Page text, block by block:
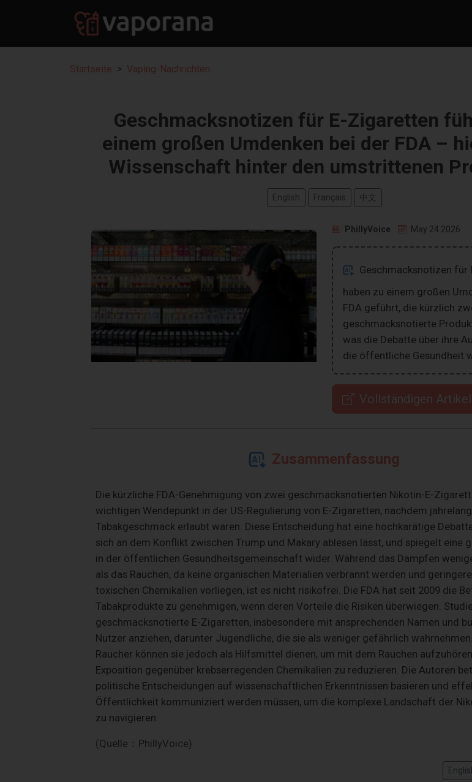
Startseite Vaping-Nachrichten
Geschmacksnotizen für E-Zigaretten
einem großen Umdenken bei der FDA –
Wissenschaft hinter den umstrittenen
English Français 中文
PhillyVoice May 24 2026
Geschmacksnotizen für
haben zu einem großen
FDA geführt, die kürzlich
geschmacksnotierte
was die Debatte über ihre
die öffentliche Gesundheit
Vollständigen
Zusammenfassung
Die kürzliche FDA-Genehmigung von zwei geschmacksnotierten Nikotin-E-
wichtigen Wendepunkt in der US-Regulierung von E-Zigaretten, nachdem
Tabakgeschmack erlaubt waren. Diese Entscheidung hat eine hochkarätige
sich an dem Konflikt zwischen Trump und Makary ablesen lässt, und spiegelt eine
in der öffentlichen Gesundheitsgemeinschaft wider. Während das Dampfen
als das Rauchen, da keine organischen Materialien verbrannt werden und
toxischen Chemikalien vorliegen, ist es nicht risikofrei. Die FDA hat seit 2009 die
Tabakprodukte zu genehmigen, wenn deren Vorteile die Risiken überwiegen.
geschmacksnotierte E-Zigaretten, insbesondere mit ansprechenden Namen und
Nutzer anziehen, darunter Jugendliche, die sie als weniger gefährlich
Raucher können sie jedoch als Hilfsmittel dienen, um mit dem Rauchen
Exposition gegenüber krebserregenden Chemikalien zu reduzieren. Die Autoren
politische Entscheidungen auf wissenschaftlichen Erkenntnissen basieren und
Öffentlichkeit kommuniziert werden müssen, um die komplexe Landschaft der
zu navigieren.
(Quelle：PhillyVoice)